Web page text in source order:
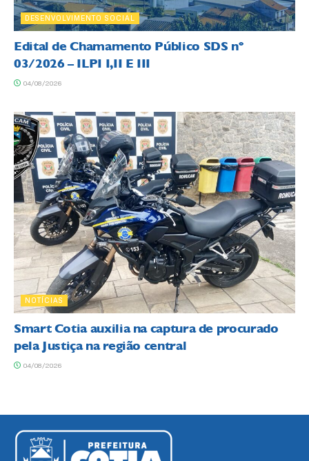
DESENVOLVIMENTO SOCIAL
Edital de Chamamento Público SDS nº
03/2026 – ILPI I,II E III
04/08/2026
NOTÍCIAS
Smart Cotia auxilia na captura de procurado
pela Justiça na região central
04/08/2026